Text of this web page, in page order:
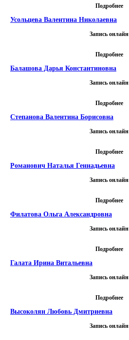
Подробнее
Усольцева Валентина Николаевна
Запись онлайн
Подробнее
Балашова Дарья Константиновна
Запись онлайн
Подробнее
Степанова Валентина Борисовна
Запись онлайн
Подробнее
Романович Наталья Геннадьевна
Запись онлайн
Подробнее
Филатова Ольга Александровна
Запись онлайн
Подробнее
Галата Ирина Витальевна
Запись онлайн
Подробнее
Высоколян Любовь Дмитриевна
Запись онлайн